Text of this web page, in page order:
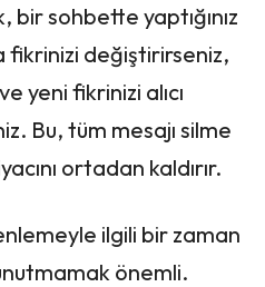
sohbette yaptığınız
fikrinizi değiştirirseniz,
yeni fikrinizi alıcı
Bu, tüm mesajı silme
ortadan kaldırır.
ilgili bir zaman
önemli.